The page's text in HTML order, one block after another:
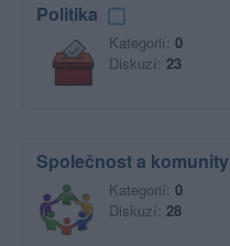
Politika
Kategorií: 0
Diskuzí: 23
Společnost a komunity
Kategorií: 0
Diskuzí: 28